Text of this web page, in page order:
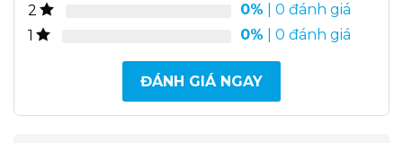
2
0% | 0 đánh giá
1
0% | 0 đánh giá
ĐÁNH GIÁ NGAY